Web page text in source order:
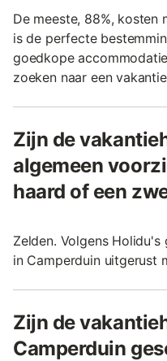
De meeste, 88%, kosten
is de perfecte
goedkope
zoeken naar een
Zijn de
algemeen
haard of een
Zelden. Volgens Holidu's
in Camperduin uitgerust
Zijn de
Camperduin